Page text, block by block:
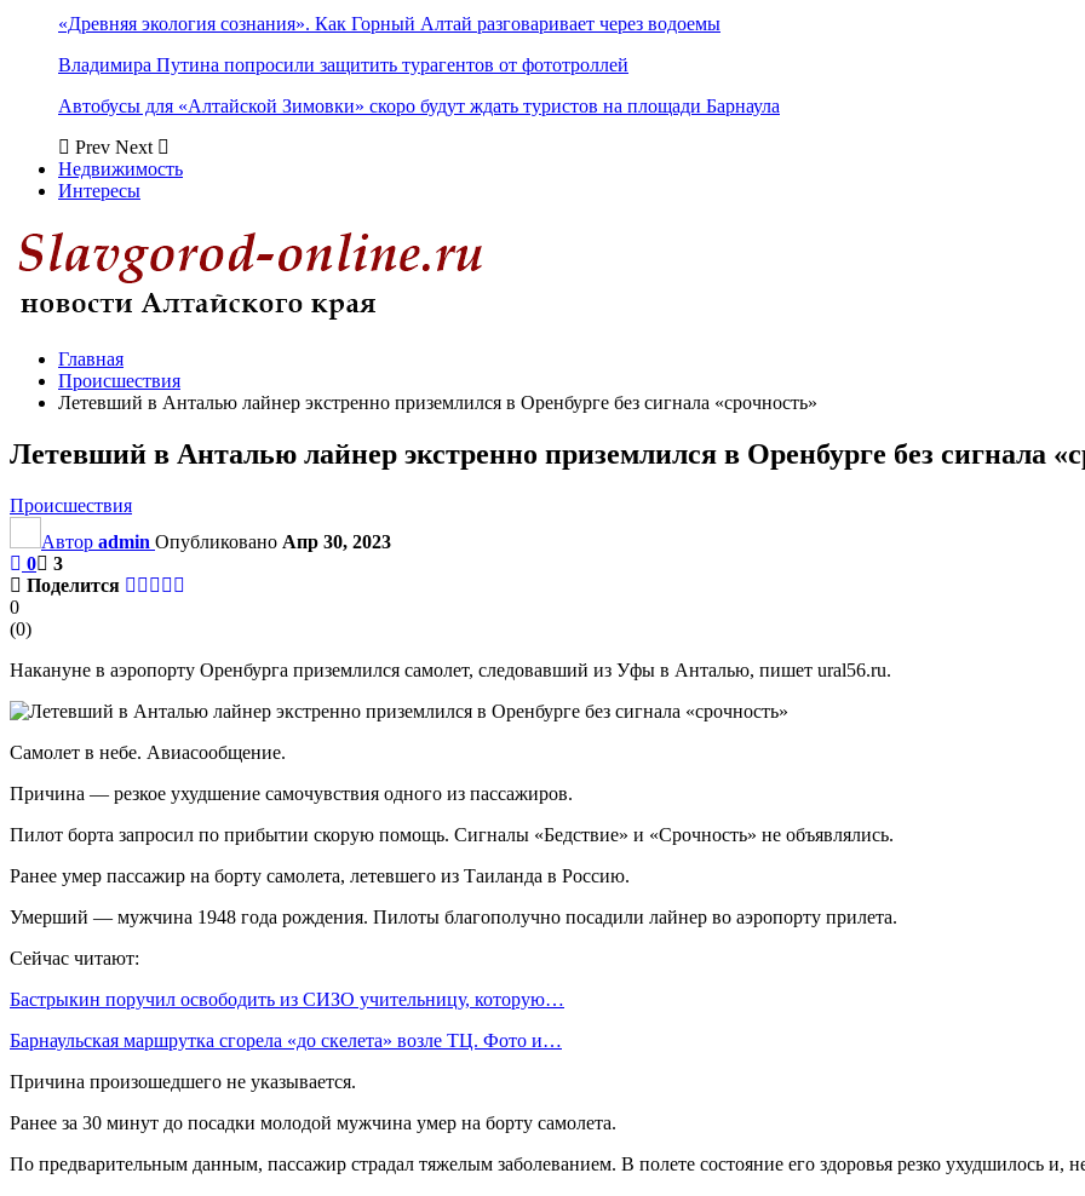
«Древняя экология сознания». Как Горный Алтай разговаривает через водоемы
Владимира Путина попросили защитить турагентов от фототроллей
Автобусы для «Алтайской Зимовки» скоро будут ждать туристов на площади Барнаула
Prev Next
Недвижимость
Интересы
Главная
Происшествия
Летевший в Анталью лайнер экстренно приземлился в Оренбурге без сигнала «срочность»
Летевший в Анталью лайнер экстренно приземлился в Оренбурге без сигнала
Происшествия
Автор admin Опубликовано Апр 30, 2023
0
3
Поделится
0
(0)
Накануне в аэропорту Оренбурга приземлился самолет, следовавший из Уфы в Анталью, пишет ural56.ru.
Самолет в небе. Авиасообщение.
Причина — резкое ухудшение самочувствия одного из пассажиров.
Пилот борта запросил по прибытии скорую помощь. Сигналы «Бедствие» и «Срочность» не объявлялись.
Ранее умер пассажир на борту самолета, летевшего из Таиланда в Россию.
Умерший — мужчина 1948 года рождения. Пилоты благополучно посадили лайнер во аэропорту прилета.
Сейчас читают:
Бастрыкин поручил освободить из СИЗО учительницу, которую…
Барнаульская маршрутка сгорела «до скелета» возле ТЦ. Фото и…
Причина произошедшего не указывается.
Ранее за 30 минут до посадки молодой мужчина умер на борту самолета.
По предварительным данным, пассажир страдал тяжелым заболеванием. В полете состояние его здоровья резко ухудшилось